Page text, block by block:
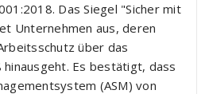
Das Siegel "Sicher mit
Unternehmen aus, deren
über das
Es bestätigt, dass
(ASM) von